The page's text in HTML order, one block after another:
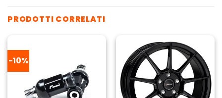
PRODOTTI CORRELATI
-10%